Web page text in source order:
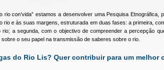
rio con’vida” estamos a desenvolver uma Pesquisa Etnográfica,
rio e às suas margens, estruturada em duas fases: a primeira,
a segunda, com o objectivo de compreender a percepção
o seu papel na transmissão de saberes sobre o rio.
do Rio Lis? Quer contribuir para um melhor